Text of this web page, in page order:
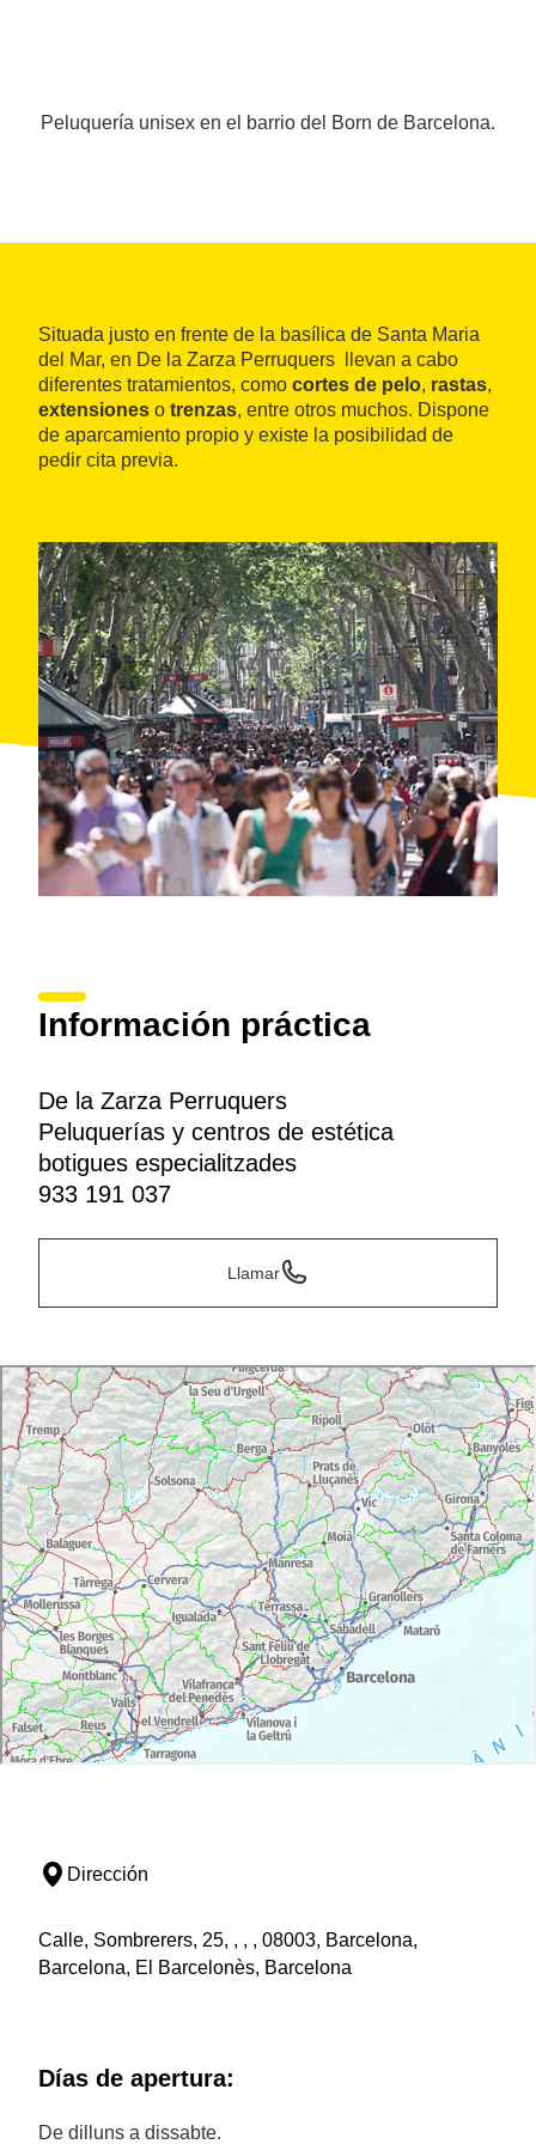
Peluquería unisex en el barrio del Born de Barcelona.
Situada justo en frente de la basílica de Santa Maria
del Mar, en De la Zarza Perruquers llevan a cabo
diferentes tratamientos, como cortes de pelo, rastas,
extensiones o trenzas, entre otros muchos. Dispone
de aparcamiento propio y existe la posibilidad de
pedir cita previa.
Información práctica
De la Zarza Perruquers
Peluquerías y centros de estética
botigues especialitzades
933 191 037
Llamar
Dirección
Calle, Sombrerers, 25, , , , 08003, Barcelona,
Barcelona, El Barcelonès, Barcelona
Días de apertura:
De dilluns a dissabte.